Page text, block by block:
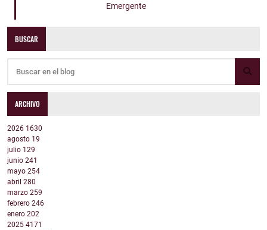
Emergente
BUSCAR
ARCHIVO
2026 1630
agosto 19
julio 129
junio 241
mayo 254
abril 280
marzo 259
febrero 246
enero 202
2025 4171